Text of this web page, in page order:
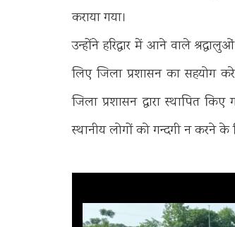
कराया गया।
उन्होंने हरिद्वार में आने वाले
लिए जिला प्रशासन का सहयोग
जिला प्रशासन द्वारा स्थापित
स्थानीय लोगों को गन्दगी न करने